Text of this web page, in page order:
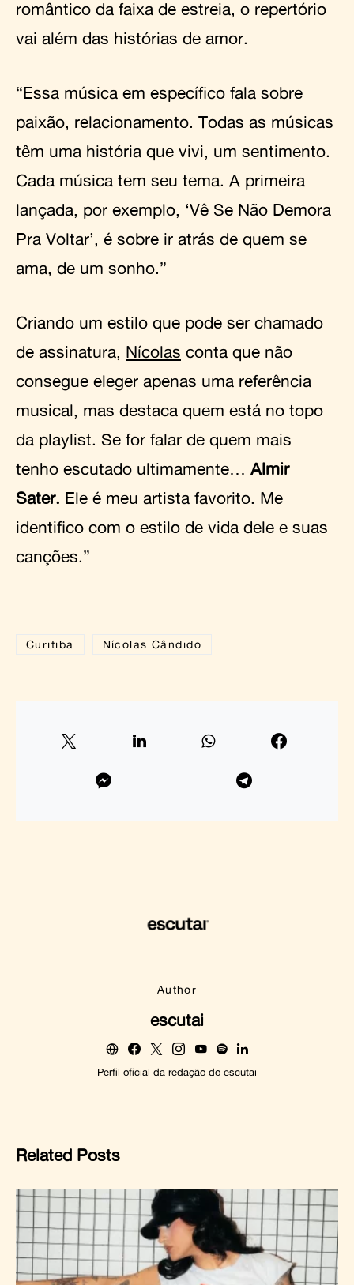
romântico da faixa de estreia, o repertório
vai além das histórias de amor.
“Essa música em específico fala sobre
paixão, relacionamento. Todas as músicas
têm uma história que vivi, um sentimento.
Cada música tem seu tema. A primeira
lançada, por exemplo, ‘Vê Se Não Demora
Pra Voltar’, é sobre ir atrás de quem se
ama, de um sonho.”
Criando um estilo que pode ser chamado
de assinatura, Nícolas conta que não
consegue eleger apenas uma referência
musical, mas destaca quem está no topo
da playlist. Se for falar de quem mais
tenho escutado ultimamente… Almir
Sater. Ele é meu artista favorito. Me
identifico com o estilo de vida dele e suas
canções.”
Curitiba Nícolas Cândido
Author
escutai
Perfil oficial da redação do escutai
Related Posts